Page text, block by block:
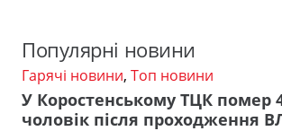
Популярні новини
Гарячі новини, Топ новини
У Коростенському ТЦК помер
чоловік після проходження